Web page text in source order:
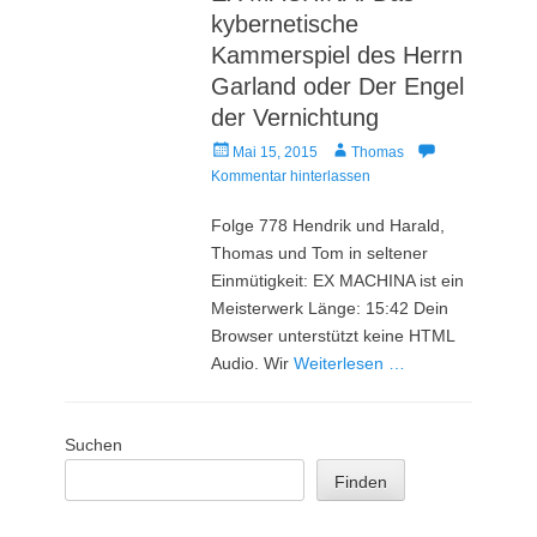
kybernetische
Kammerspiel des Herrn
Garland oder Der Engel
der Vernichtung
Veröffentlicht
am
Mai 15, 2015 AutorThomas
Kommentar hinterlassen
Folge 778 Hendrik und Harald,
Thomas und Tom in seltener
Einmütigkeit: EX MACHINA ist ein
Meisterwerk Länge: 15:42 Dein
Browser unterstützt keine HTML
Audio. WirWeiterlesen …
Suchen
Finden